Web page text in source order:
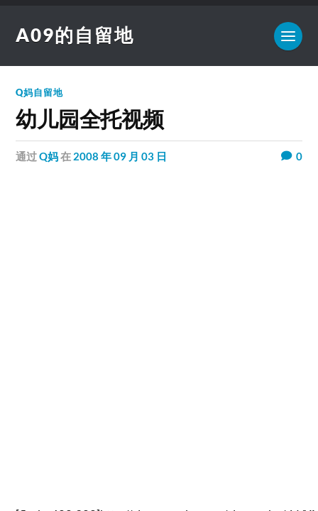
A09的自留地
Q妈自留地
幼儿园全托视频
通过Q妈在 2008 年 09 月 03 日 0